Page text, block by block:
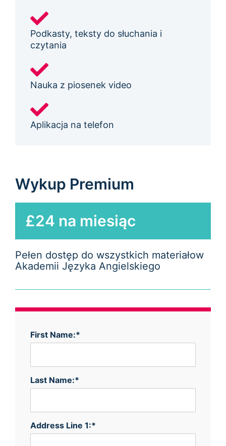
Podkasty, teksty do słuchania i
czytania
Nauka z piosenek video
Aplikacja na telefon
Wykup Premium
£24 na miesiąc
Pełen dostęp do wszystkich materiałow
Akademii Języka Angielskiego
First Name:*
Last Name:*
Address Line 1:*